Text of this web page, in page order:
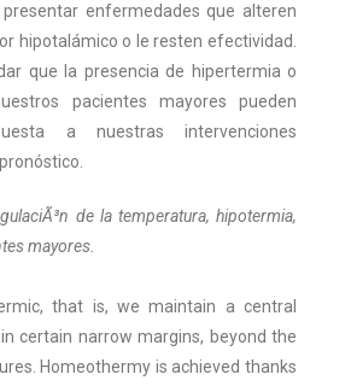
enfermedades que alteren
hipotalámico o le resten efectividad.
que la presencia de hipertermia o
pacientes mayores pueden
a nuestras intervenciones
de la temperatura, hipotermia,
mayores.
that is, we maintain a central
certain narrow margins, beyond the
Homeothermy is achieved thanks